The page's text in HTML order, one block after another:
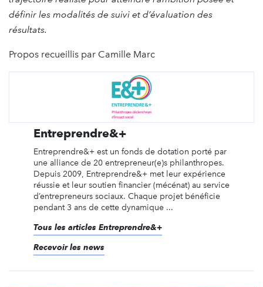
définir les modalités de suivi et d’évaluation des
résultats.
Propos recueillis par Camille Marc
Entreprendre&+
Entreprendre&+ est un fonds de dotation porté par
une alliance de 20 entrepreneur(e)s philanthropes.
Depuis 2009, Entreprendre&+ met leur expérience
réussie et leur soutien financier (mécénat) au service
d’entrepreneurs sociaux. Chaque projet bénéficie
pendant 3 ans de cette dynamique ...
Tous les articles Entreprendre&+
Recevoir les news